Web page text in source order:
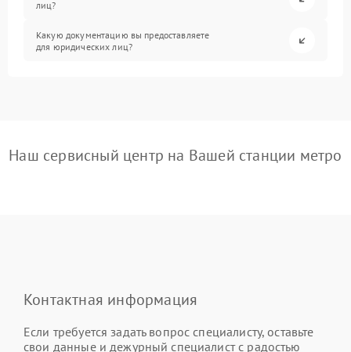
лиц?
Какую документацию вы предоставляете
для юридических лиц?
Наш сервисный центр на Вашей станции метро
Контактная информация
Если требуется задать вопрос специалисту, оставьте
свои данные и дежурный специалист с радостью